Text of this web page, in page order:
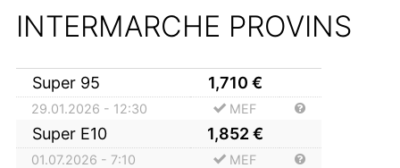
INTERMARCHE PROVINS
Super 95 1,710 €
29.01.2026 - 12:30 MEF
Super E10 1,852€
01.07.2026 - 7:10 MEF